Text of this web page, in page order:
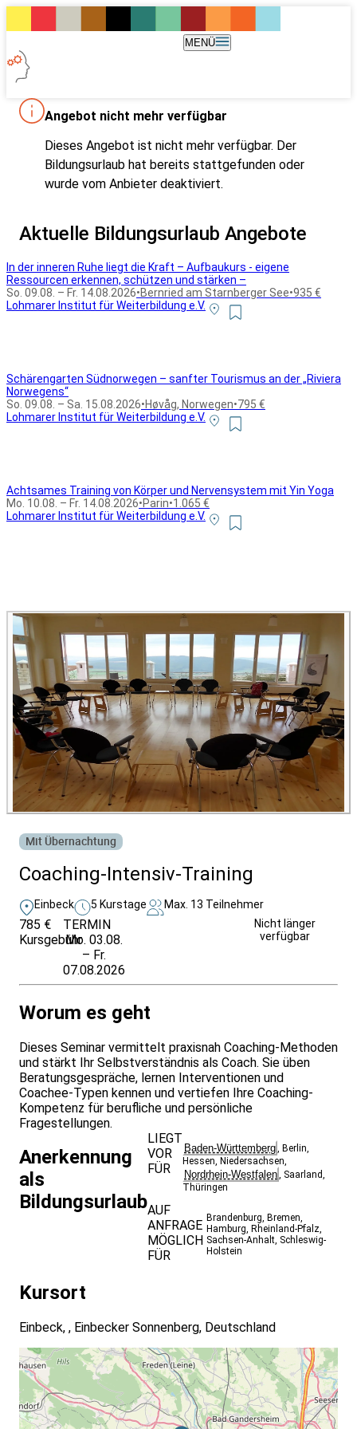
MENÜ
Angebot nicht mehr verfügbar
Dieses Angebot ist nicht mehr verfügbar. Der
Bildungsurlaub hat bereits stattgefunden oder
wurde vom Anbieter deaktiviert.
Aktuelle Bildungsurlaub Angebote
In der inneren Ruhe liegt die Kraft – Aufbaukurs - eigene
Ressourcen erkennen, schützen und stärken –
So. 09.08. – Fr. 14.08.2026•Bernried am Starnberger See•935 €
Lohmarer Institut für Weiterbildung e.V.
Schärengarten Südnorwegen – sanfter Tourismus an der „Riviera
Norwegens“
So. 09.08. – Sa. 15.08.2026•Høvåg, Norwegen•795 €
Lohmarer Institut für Weiterbildung e.V.
Achtsames Training von Körper und Nervensystem mit Yin Yoga
Mo. 10.08. – Fr. 14.08.2026•Parin•1.065 €
Lohmarer Institut für Weiterbildung e.V.
Mit Übernachtung
Coaching-Intensiv-Training
Einbeck 5 Kurstage Max. 13 Teilnehmer
785 €
Kursgebühr
TERMIN
Mo. 03.08.
– Fr.
07.08.2026
Nicht länger
verfügbar
Worum es geht
Dieses Seminar vermittelt praxisnah Coaching-Methoden
und stärkt Ihr Selbstverständnis als Coach. Sie üben
Beratungsgespräche, lernen Interventionen und
Coachee-Typen kennen und vertiefen Ihre Coaching-
Kompetenz für berufliche und persönliche
Fragestellungen.
Anerkennung
als
Bildungsurlaub
LIEGT
VOR
FÜR
Baden-Württemberg Berlin
Hessen Niedersachsen
Nordrhein-Westfalen Saarland
Thüringen
AUF
ANFRAGE
MÖGLICH
FÜR
Brandenburg Bremen
Hamburg Rheinland-Pfalz
Sachsen-Anhalt, Schleswig-
Holstein
Kursort
Einbeck, , Einbecker Sonnenberg, Deutschland